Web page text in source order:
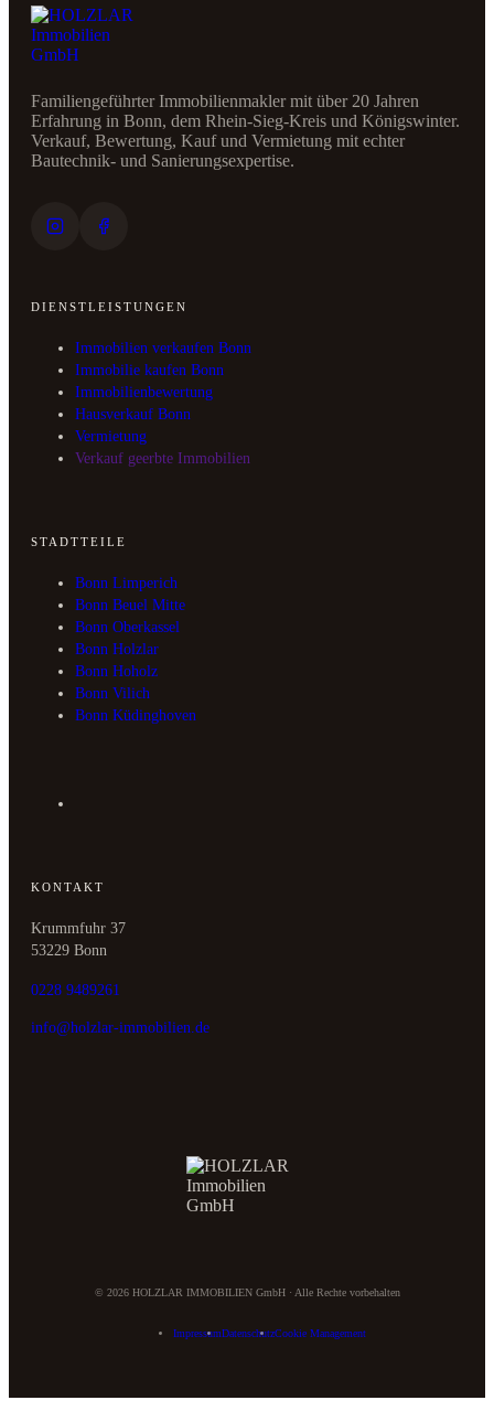
Familiengeführter Immobilienmakler mit über 20 Jahren
Erfahrung in Bonn, dem Rhein-Sieg-Kreis und Königswinter.
Verkauf, Bewertung, Kauf und Vermietung mit echter
Bautechnik- und Sanierungsexpertise.
DIENSTLEISTUNGEN
Immobilien verkaufen Bonn
Immobilie kaufen Bonn
Immobilienbewertung
Hausverkauf Bonn
Vermietung
Verkauf geerbte Immobilien
STADTTEILE
Bonn Limperich
Bonn Beuel Mitte
Bonn Oberkassel
Bonn Holzlar
Bonn Hoholz
Bonn Vilich
Bonn Küdinghoven
KONTAKT
Krummfuhr 37
53229 Bonn
0228 9489261
info@holzlar-immobilien.de
© 2026HOLZLAR IMMOBILIEN GmbH · Alle Rechte vorbehalten
ImpressumDatenschutzCookie Management